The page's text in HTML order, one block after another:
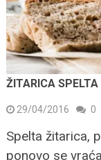
ŽITARICA
29/04/2016 0
Spelta žitarica,
ponovo se